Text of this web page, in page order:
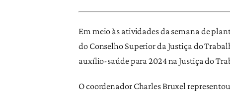
Em meio às atividades da semana de
do Conselho Superior da Justiça do
auxílio-saúde para 2024 na Justiça do
O coordenador Charles Bruxel